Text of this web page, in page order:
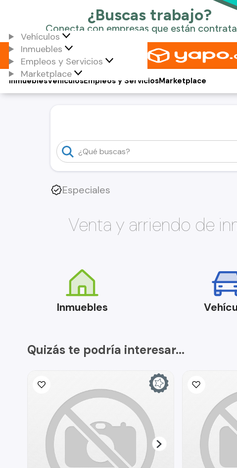
Vehículos
Inmuebles
Empleos y Servicios
Marketplace
Vehículos
Inmuebles Empleos y ServiciosMarketplace
Especiales
Venta y arriendo de
Inmuebles
Quizás te podría interesar...